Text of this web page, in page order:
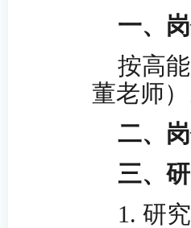
一、
按高
董老师）
二、
三、
1. 研